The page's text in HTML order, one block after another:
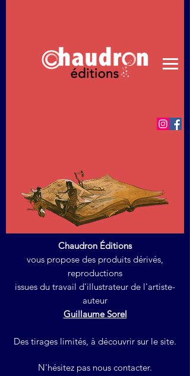
Chaudron Éditions
vous propose des produits dérivés,
reproductions
issues du travail d'illustrateur de l'artiste-
auteur
GuillaumeSorel
Des tirages limités, à découvrir sur le site.
N'hésitez pas nous contacter.